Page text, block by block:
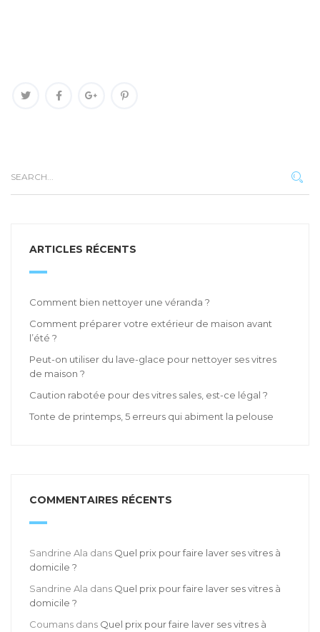
ARTICLES RÉCENTS
Comment bien nettoyer une véranda ?
Comment préparer votre extérieur de maison avant
l’été ?
Peut-on utiliser du lave-glace pour nettoyer ses vitres
de maison ?
Caution rabotée pour des vitres sales, est-ce légal ?
Tonte de printemps, 5 erreurs qui abiment la pelouse
COMMENTAIRES RÉCENTS
Sandrine Ala dans Quel prix pour faire laver ses vitres à
domicile ?
Sandrine Ala dans Quel prix pour faire laver ses vitres à
domicile ?
Coumans dans Quel prix pour faire laver ses vitres à